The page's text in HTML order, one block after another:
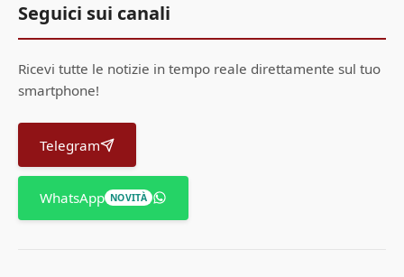
Seguici sui canali
Ricevi tutte le notizie in tempo reale direttamente sul tuo
smartphone!
Telegram
WhatsApp NOVITÀ